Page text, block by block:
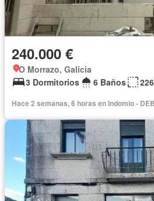
240.000 €
O Morrazo, Galicia
3 Dormitorios
6 Baños
Hace 2 semanas, 6 horas en Indomio -